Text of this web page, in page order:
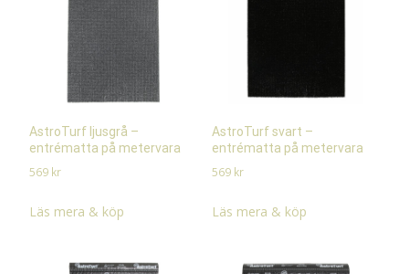
AstroTurf ljusgrå –
entrématta på metervara
569 kr
Läs mera & köp
AstroTurf svart –
entrématta på metervara
569 kr
Läs mera & köp